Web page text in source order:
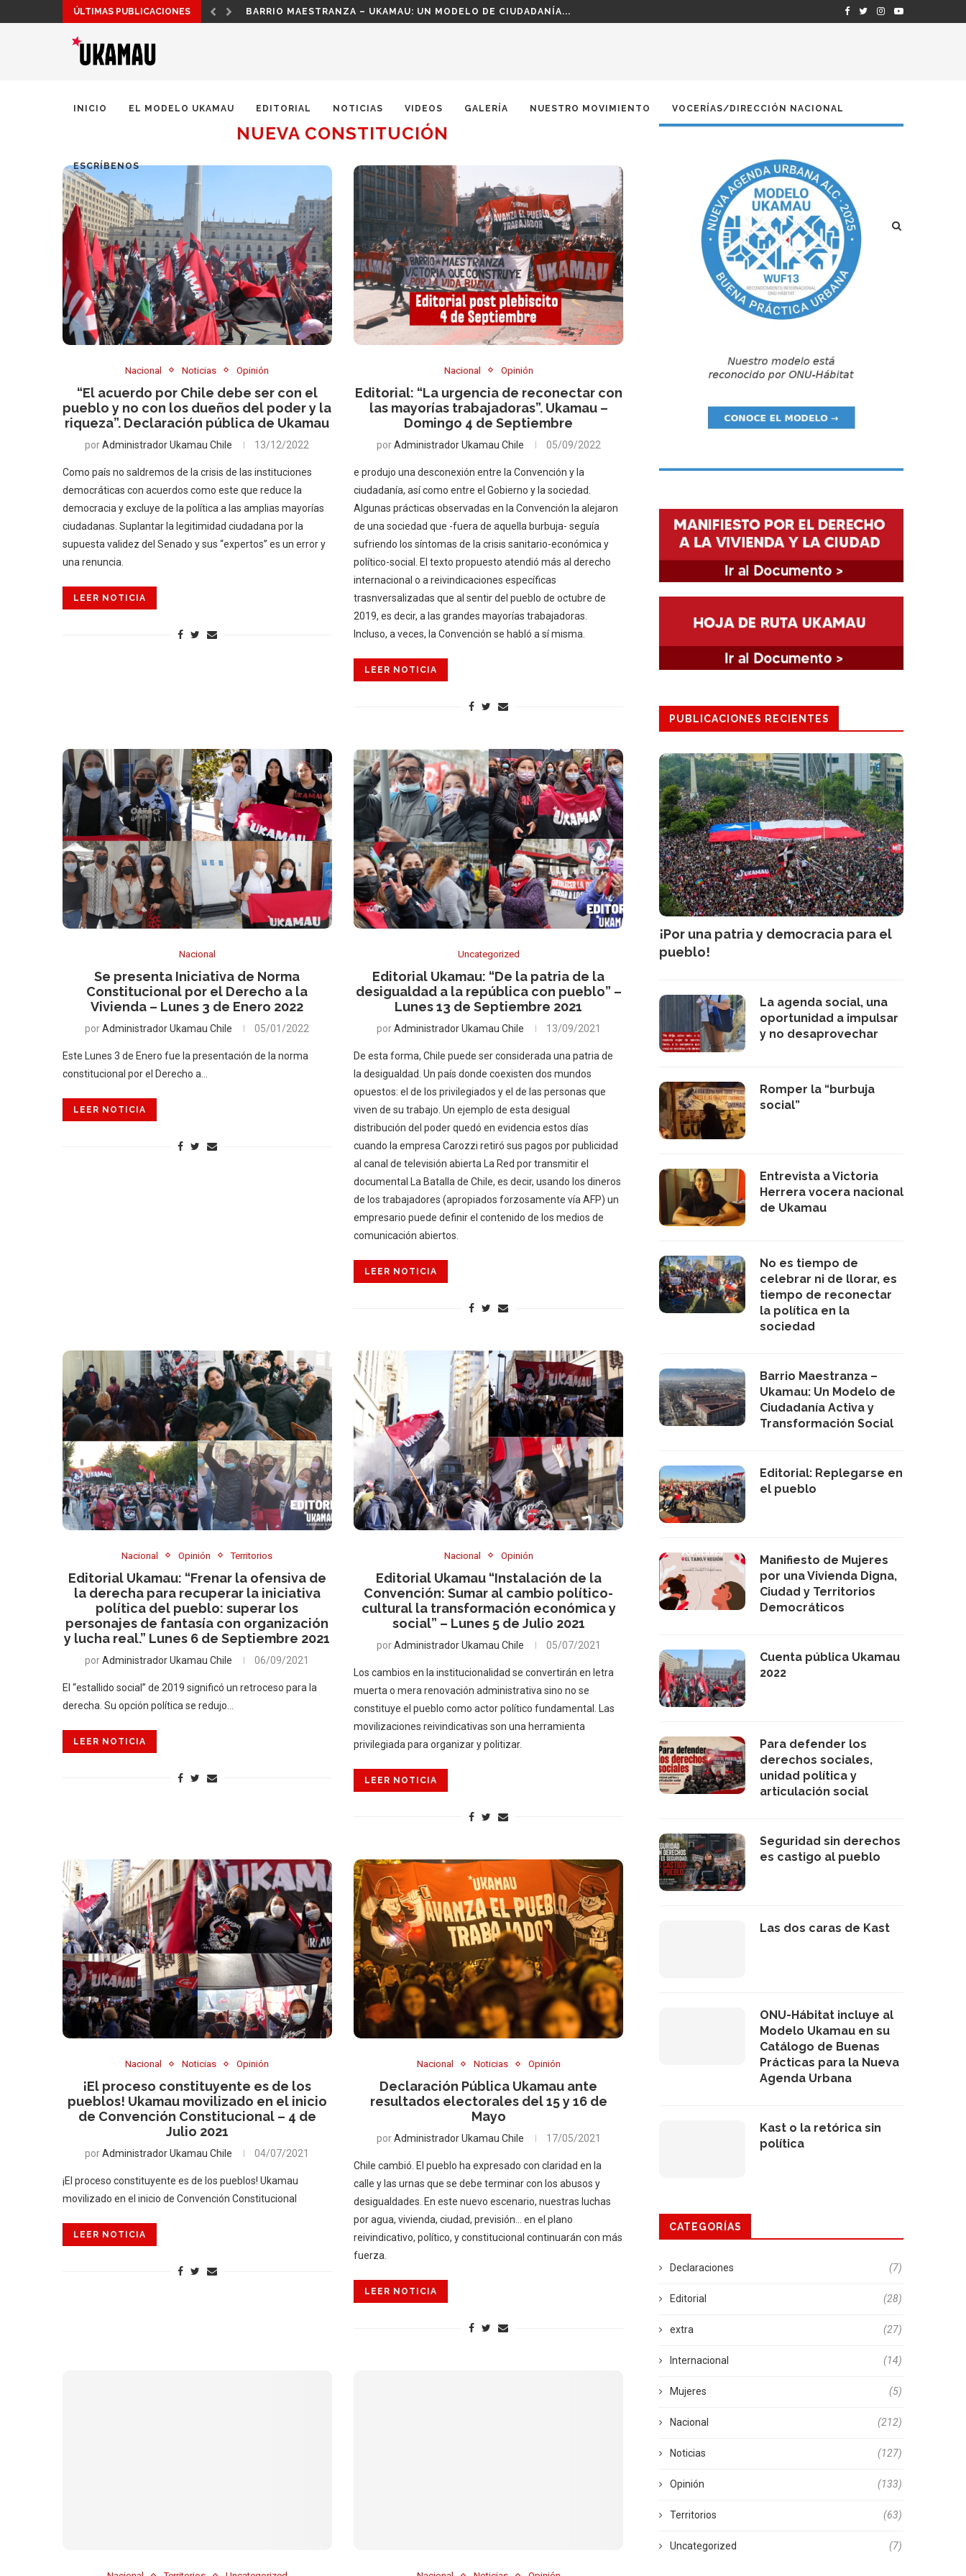
ÚLTIMAS PUBLICACIONES ¡POR UNA PATRIA Y DEMOCRACIA PARA EL PUEBLO!
INICIO EL MODELO UKAMAU EDITORIAL NOTICIAS VIDEOS GALERÍA NUESTRO MOVIMIENTO VOCERÍAS/DIRECCIÓN NACIONAL
ESCRÍBENOS
NUEVA CONSTITUCIÓN
Nacional Noticias Opinión
“El acuerdo por Chile debe ser con el
pueblo y no con los dueños del poder y la
riqueza”. Declaración pública de Ukamau
porAdministrador Ukamau Chile 13/12/2022
Como país no saldremos de la crisis de las instituciones
democráticas con acuerdos como este que reduce la
democracia y excluye de la política a las amplias mayorías
ciudadanas. Suplantar la legitimidad ciudadana por la
supuesta validez del Senado y sus “expertos” es un error y
una renuncia.
LEER NOTICIA
Nacional Opinión
Editorial: “La urgencia de reconectar con
las mayorías trabajadoras”. Ukamau –
Domingo 4 de Septiembre
porAdministrador Ukamau Chile 05/09/2022
e produjo una desconexión entre la Convención y la
ciudadanía, así como entre el Gobierno y la sociedad.
Algunas prácticas observadas en la Convención la alejaron
de una sociedad que -fuera de aquella burbuja- seguía
sufriendo los síntomas de la crisis sanitario-económica y
político-social. El texto propuesto atendió más al derecho
internacional o a reivindicaciones específicas
trasnversalizadas que al sentir del pueblo de octubre de
2019, es decir, a las grandes mayorías trabajadoras.
Incluso, a veces, la Convención se habló a sí misma.
LEER NOTICIA
Nacional
Se presenta Iniciativa de Norma
Constitucional por el Derecho a la
Vivienda – Lunes 3 de Enero 2022
porAdministrador Ukamau Chile 05/01/2022
Este Lunes 3 de Enero fue la presentación de la norma
constitucional por el Derecho a…
LEER NOTICIA
Uncategorized
Editorial Ukamau: “De la patria de la
desigualdad a la república con pueblo” –
Lunes 13 de Septiembre 2021
porAdministrador Ukamau Chile 13/09/2021
De esta forma, Chile puede ser considerada una patria de
la desigualdad. Un país donde coexisten dos mundos
opuestos: el de los privilegiados y el de las personas que
viven de su trabajo. Un ejemplo de esta desigual
distribución del poder quedó en evidencia estos días
cuando la empresa Carozzi retiró sus pagos por publicidad
al canal de televisión abierta La Red por transmitir el
documental La Batalla de Chile, es decir, usando los dineros
de los trabajadores (apropiados forzosamente vía AFP) un
empresario puede definir el contenido de los medios de
comunicación abiertos.
LEER NOTICIA
Nacional Opinión Territorios
Editorial Ukamau: “Frenar la ofensiva de
la derecha para recuperar la iniciativa
política del pueblo: superar los
personajes de fantasía con organización
y lucha real.” Lunes 6 de Septiembre 2021
porAdministrador Ukamau Chile 06/09/2021
El “estallido social” de 2019 significó un retroceso para la
derecha. Su opción política se redujo…
LEER NOTICIA
Nacional Opinión
Editorial Ukamau “Instalación de la
Convención: Sumar al cambio político-
cultural la transformación económica y
social” – Lunes 5 de Julio 2021
porAdministrador Ukamau Chile 05/07/2021
Los cambios en la institucionalidad se convertirán en letra
muerta o mera renovación administrativa sino no se
constituye el pueblo como actor político fundamental. Las
movilizaciones reivindicativas son una herramienta
privilegiada para organizar y politizar.
LEER NOTICIA
Nacional Noticias Opinión
¡El proceso constituyente es de los
pueblos! Ukamau movilizado en el inicio
de Convención Constitucional – 4 de
Julio 2021
porAdministrador Ukamau Chile 04/07/2021
¡El proceso constituyente es de los pueblos! Ukamau
movilizado en el inicio de Convención Constitucional
LEER NOTICIA
Nacional Noticias Opinión
Declaración Pública Ukamau ante
resultados electorales del 15 y 16 de
Mayo
porAdministrador Ukamau Chile 17/05/2021
Chile cambió. El pueblo ha expresado con claridad en la
calle y las urnas que se debe terminar con los abusos y
desigualdades. En este nuevo escenario, nuestras luchas
por agua, vivienda, ciudad, previsión… en el plano
reivindicativo, político, y constitucional continuarán con más
fuerza.
LEER NOTICIA
PUBLICACIONES RECIENTES
¡Por una patria y democracia para el
pueblo!
La agenda social, una
oportunidad a impulsar
y no desaprovechar
Romper la “burbuja
social”
Entrevista a Victoria
Herrera vocera nacional
de Ukamau
No es tiempo de
celebrar ni de llorar, es
tiempo de reconectar
la política en la
sociedad
Barrio Maestranza –
Ukamau: Un Modelo de
Ciudadanía Activa y
Transformación Social
Editorial: Replegarse en
el pueblo
Manifiesto de Mujeres
por una Vivienda Digna,
Ciudad y Territorios
Democráticos
Cuenta pública Ukamau
2022
Para defender los
derechos sociales,
unidad política y
articulación social
Seguridad sin derechos
es castigo al pueblo
Las dos caras de Kast
ONU-Hábitat incluye al
Modelo Ukamau en su
Catálogo de Buenas
Prácticas para la Nueva
Agenda Urbana
Kast o la retórica sin
política
CATEGORÍAS
Declaraciones (7)
Editorial (28)
extra (27)
Internacional (14)
Mujeres (5)
Nacional (212)
Noticias (127)
Opinión (133)
Territorios (63)
Uncategorized (7)